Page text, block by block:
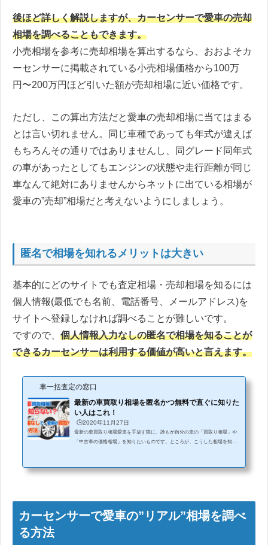
後ほど詳しく解説しますが、カーセンサーで愛車の売却
相場を調べることもできます。
小売相場を参考に売却相場を算出するなら、おおよそカ
ーセンサーに掲載されている小売相場価格から100万
円〜200万円ほど引いた額が売却相場に近い価格です。
ただし、この算出方法だと愛車の売却相場に当てはまる
とは言い切れません。同じ車種であっても年式が違えば
もちろんその通りではありませんし、同グレード同年式
の車があったとしてもエンジンの状態や走行距離が同じ
車なんて絶対にありませんからネットに出ている相場が
愛車の”売却”相場だと考えないようにしましょう。
匿名で相場を知れるメリットは大きい
基本的にどのサイトでも査定相場・売却相場を知るには
個人情報(最低でも名前、電話番号、メールアドレス)を
サイトへ登録しなければ調べることが難しいです。
ですので、 個人情報入力なしの匿名で相場を知ることが
できるカーセンサーは利用する価値が高いと言えます。
車一括査定の窓口
最新の車買取り相場を匿名かつ無料で直ぐに知りた
い人はこれ！
🕒️2020年11月27日
最新の車買取り相場愛車を手放す際に、誰もが自分の車の「買取り相場」や
「中古車の価格相場」を知りたいものです。ところが、こうした相場を知る
カーセンサーで愛車の”リアル”相場を調べ
る方法